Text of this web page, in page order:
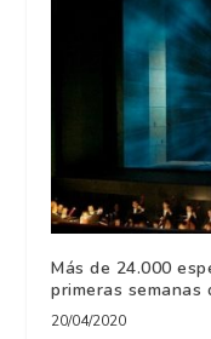
Más de 24.000
primeras
20/04/2020